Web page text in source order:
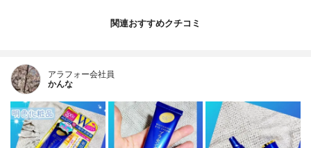
関連おすすめクチコミ
アラフォー会社員
かんな